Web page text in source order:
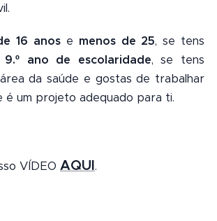
16 anos e menos de 25, se tens
9.º ano de escolaridade, se tens
da saúde e gostas de trabalhar
é um projeto adequado para ti.
VÍDEO AQUI.